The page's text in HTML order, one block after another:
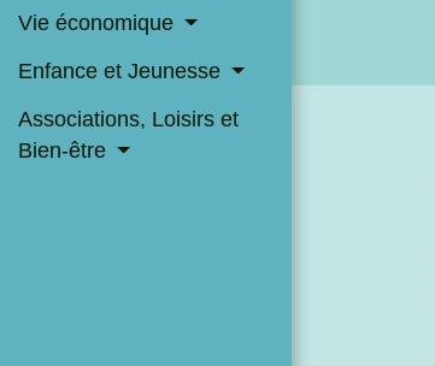
Vie économique
Enfance et Jeunesse
Associations, Loisirs et
Bien-être